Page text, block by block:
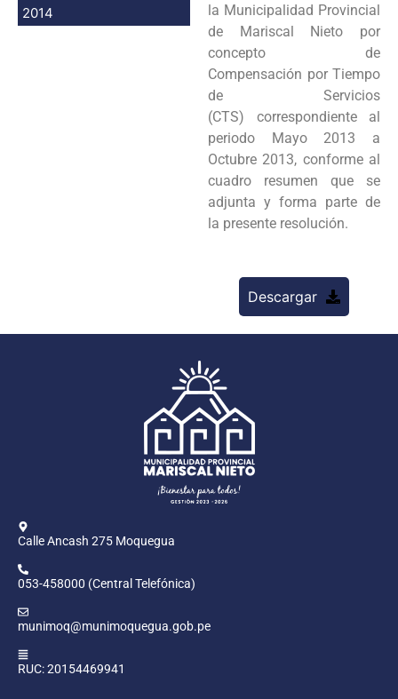
2014
la Municipalidad Provincial
de Mariscal Nieto por
concepto de
Compensación por Tiempo
de Servicios
(CTS) correspondiente al
periodo Mayo 2013 a
Octubre 2013, conforme al
cuadro resumen que se
adjunta y forma parte de
la presente resolución.
Descargar
Calle Ancash 275 Moquegua
053-458000 (Central Telefónica)
munimoq@munimoquegua.gob.pe
RUC: 20154469941